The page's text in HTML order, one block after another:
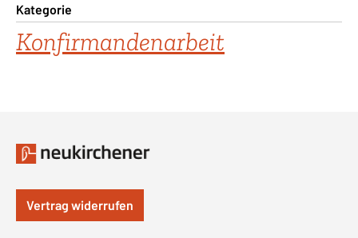
Kategorie
Konfirmandenarbeit
Vertrag widerrufen